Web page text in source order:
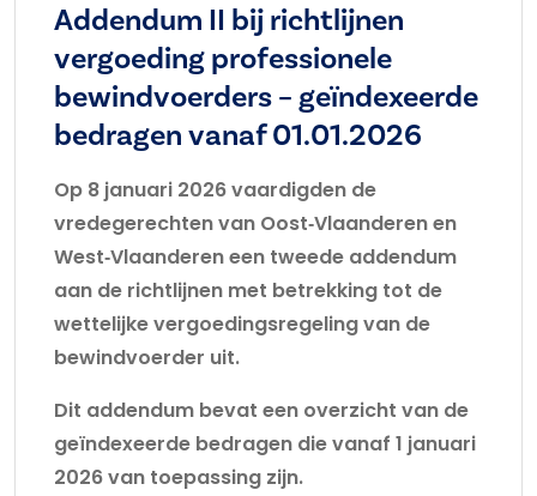
Addendum II bij richtlijnen
vergoeding professionele
bewindvoerders – geïndexeerde
bedragen vanaf 01.01.2026
Op 8 januari 2026 vaardigden de
vredegerechten van Oost‑Vlaanderen en
West‑Vlaanderen een tweede addendum
aan de richtlijnen met betrekking tot de
wettelijke vergoedingsregeling van de
bewindvoerder uit.
Dit addendum bevat een overzicht van de
geïndexeerde bedragen die vanaf 1 januari
2026 van toepassing zijn.